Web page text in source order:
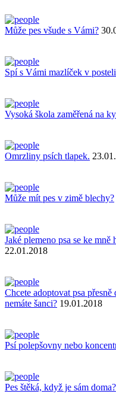
Může pes všude s Vámi?
Spí s Vámi mazlíček v
Vysoká škola zaměřená na
Omrzliny psích tlapek.
Může mít pes v zimě blechy?
Jaké plemeno psa se ke
22.01.2018
Chcete adoptovat psa
nemáte šanci? 19.01.2018
Psí polepšovny nebo
Pes štěká, když je sám doma?